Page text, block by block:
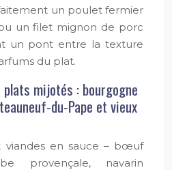
un poulet fermier
un filet mignon de porc
un pont entre la texture
du plat.
mijotés : bourgogne
du-Pape et vieux
viandes en sauce – bœuf
provençale, navarin